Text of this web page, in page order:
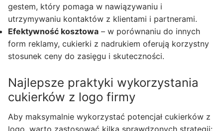
gestem, który pomaga w nawiązywaniu i
utrzymywaniu kontaktów z klientami i partnerami.
Efektywność kosztowa – w porównaniu do innych
form reklamy, cukierki z nadrukiem oferują korzystny
stosunek ceny do zasięgu i skuteczności.
Najlepsze praktyki wykorzystania
cukierków z logo firmy
Aby maksymalnie wykorzystać potencjał cukierków z